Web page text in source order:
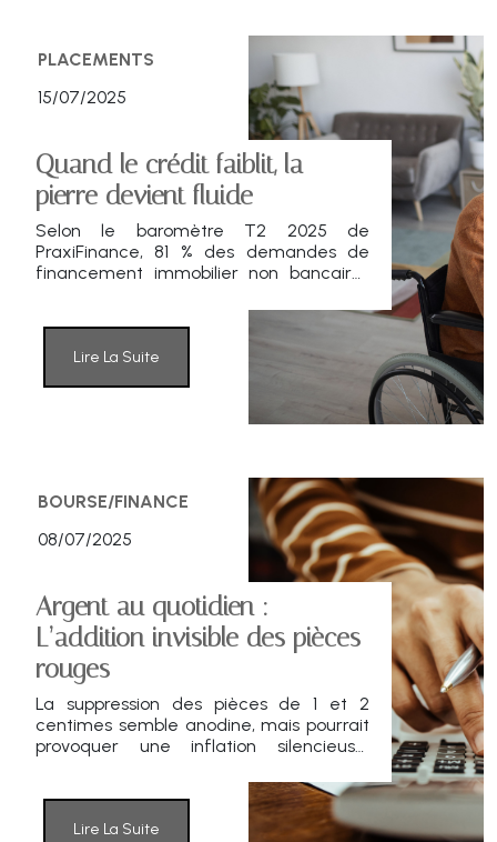
PLACEMENTS
15/07/2025
Quand le crédit faiblit, la
pierre devient fluide
Selon le baromètre T2 2025 de
PraxiFinance, 81 % des demandes de
financement immobilier non bancaires
établissements classiques. Seniors,
héritiers, indépendants ou dirigeants en
tension : une France qui possède, mais
tourne vers la monétisation patrimoniale.
Lire La Suite
BOURSE/FINANCE
08/07/2025
Argent au quotidien :
L’addition invisible des pièces
rouges
La suppression des pièces de 1 et 2
centimes semble anodine, mais pourrait
provoquer une inflation silencieuse,
foyers modestes. Derrière leur coût de
fabrication excessif se cache une vraie
question de justice sociale et
Lire La Suite